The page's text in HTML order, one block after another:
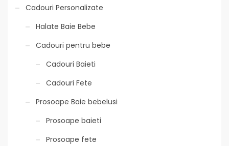
Cadouri Personalizate
Halate Baie Bebe
Cadouri pentru bebe
Cadouri Baieti
Cadouri Fete
Prosoape Baie bebelusi
Prosoape baieti
Prosoape fete